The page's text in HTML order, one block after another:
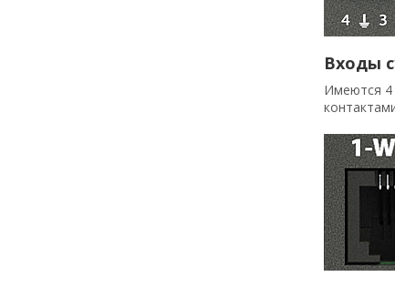
Входы
Имеются 4